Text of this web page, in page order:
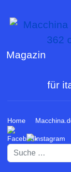
Magazin
für
Home
Suchen